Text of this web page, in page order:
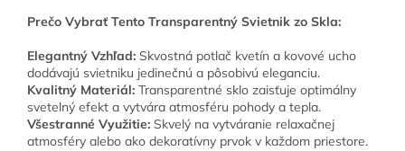
Prečo Vybrať Tento Transparentný Svietnik zo Skla:
Elegantný Vzhľad: Skvostná potlač kvetín a kovové ucho
dodávajú svietniku jedinečnú a pôsobivú eleganciu.
Kvalitný Materiál: Transparentné sklo zaisťuje optimálny
svetelný efekt a vytvára atmosféru pohody a tepla.
Všestranné Využitie: Skvelý na vytváranie relaxačnej
atmosféry alebo ako dekoratívny prvok v každom priestore.